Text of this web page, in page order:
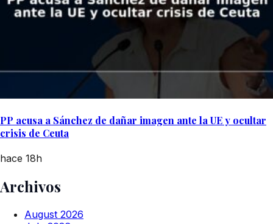
PP acusa a Sánchez de dañar imagen ante la UE y ocultar
crisis de Ceuta
hace 18h
Archivos
August 2026